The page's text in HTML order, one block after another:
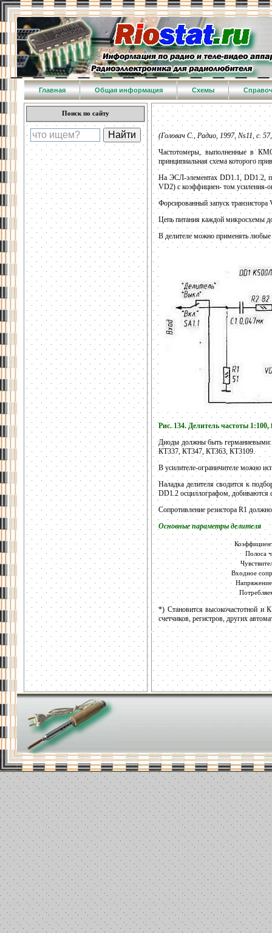
Главная Общая информация Схемы
Поиск по сайту
(Головач С., Радио, 1997, Ns11, с.
Частотомеры, выполненные в
принципиальная схема которого
На ЭСЛ-элементах DD1.1, DD1.2,
VD2) с коэффициен- том усиления-
Форсированный запуск
Цепь питания каждой микросхемы
В делителе можно применять
Рис. 134. Делитель частоты
Диоды должны быть
КТ337, КТ347, КТ363, КТ3109.
В усилителе-ограничителе можно
Наладка делителя сводится к
DD1.2 осциллографом, добиваются
Сопротивление резистора R1
Основные параметры делителя
Полоса
Входное
*) Становится высокочастотной и
счетчиков, регистров, других